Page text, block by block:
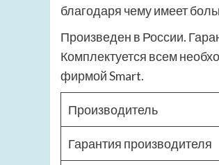
благодаря чему имеет
Произведен в России.
Комплектуется всем
фирмой Smart.
Производитель
Гарантия производителя